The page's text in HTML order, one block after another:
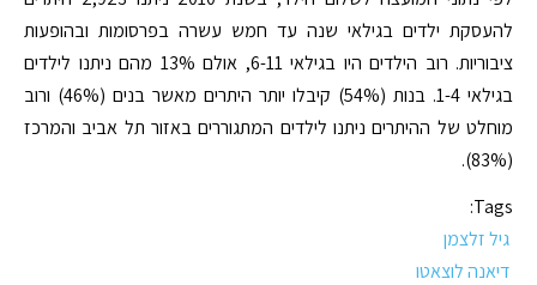
להעסקת ילדים בגילאי שנה עד חמש עשרה בפרסומות ובהופעות
ציבוריות. רוב הילדים היו בגילאי 6-11, אולם 13% מהם ניתנו לילדים
בגילאי 1-4. בנות (54%) קיבלו יותר היתרים מאשר בנים (46%) ורוב
מוחלט של ההיתרים ניתנו לילדים המתגוררים באזור תל אביב והמרכז
(83%).
Tags:
גיל זלצמן
דיאנה לוצאטו